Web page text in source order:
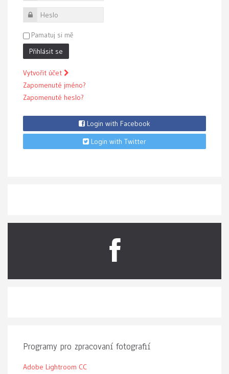
Heslo
Pamatuj si mě
Přihlásit se
Vytvořit účet
Zapomenuté jméno?
Zapomenuté heslo?
Login with Facebook
Login with Twitter
Programy pro zpracovaní fotografií
Adobe Lightroom CC